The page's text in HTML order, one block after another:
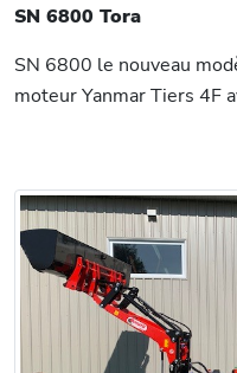
SN 6800 Tora
SN 6800 le nouveau
moteur Yanmar Tiers 4F